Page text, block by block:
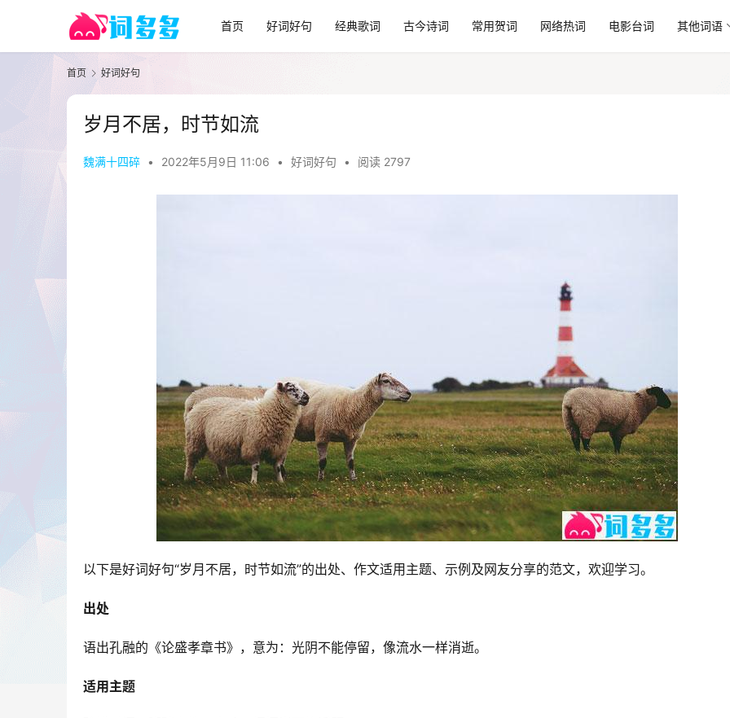
首页 好词好句 经典歌词 古今诗词 常用贺词 网络热词 电影台词 其他词语
首页 好词好句
岁月不居，时节如流
魏满十四碎 • 2022年5月9日 11:06 • 好词好句 • 阅读 2797
以下是好词好句“岁月不居，时节如流”的出处、作文适用主题、示例及网友分享的范文，欢迎学习。
出处
语出孔融的《论盛孝章书》，意为：光阴不能停留，像流水一样消逝。
适用主题